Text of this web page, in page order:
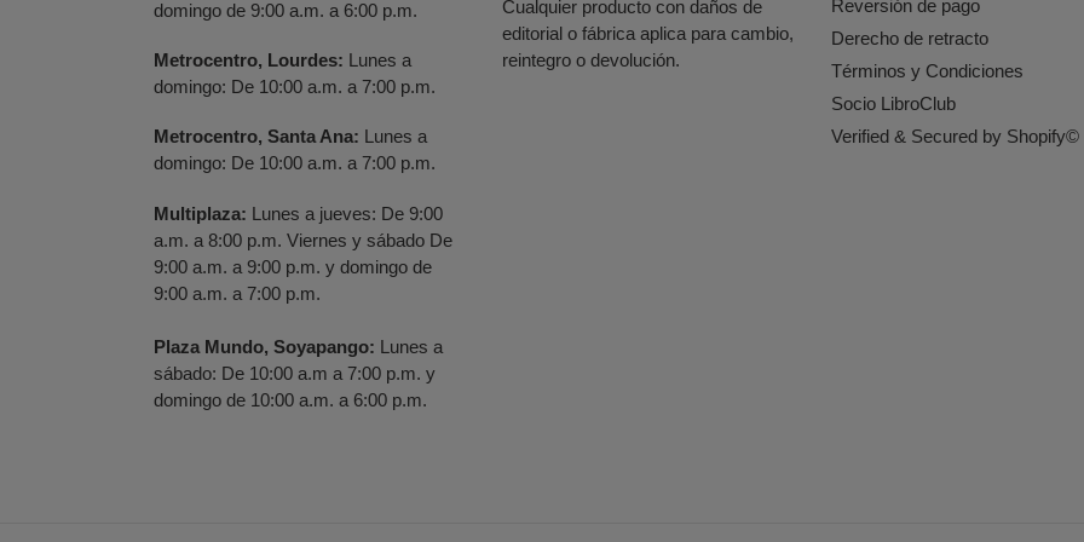
domingo de 9:00 a.m. a 6:00 p.m.
Metrocentro, Lourdes: Lunes a
domingo: De 10:00 a.m. a 7:00 p.m.
Metrocentro, Santa Ana: Lunes a
domingo: De 10:00 a.m. a 7:00 p.m.
Multiplaza: Lunes a jueves: De 9:00
a.m. a 8:00 p.m. Viernes y sábado De
9:00 a.m. a 9:00 p.m. y domingo de
9:00 a.m. a 7:00 p.m.
Plaza Mundo, Soyapango: Lunes a
sábado: De 10:00 a.m a 7:00 p.m. y
domingo de 10:00 a.m. a 6:00 p.m.
Cualquier producto con daños de
editorial o fábrica aplica para cambio,
reintegro o devolución.
Reversión de pago
Derecho de retracto
Términos y Condiciones
Socio LibroClub
Verified & Secured by Shopify©